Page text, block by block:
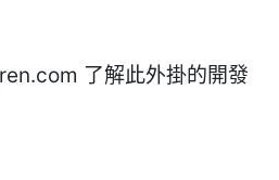
了解此外掛的開發